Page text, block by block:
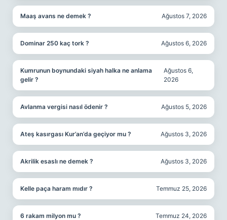
Maaş avans ne demek ? Ağustos 7, 2026
Dominar 250 kaç tork ? Ağustos 6, 2026
Kumrunun boynundaki siyah halka ne anlama
gelir ?
Ağustos 6,
2026
Avlanma vergisi nasıl ödenir ? Ağustos 5, 2026
Ateş kasırgası Kur’an’da geçiyor mu ? Ağustos 3, 2026
Akrilik esaslı ne demek ? Ağustos 3, 2026
Kelle paça haram mıdır ? Temmuz 25, 2026
6 rakam milyon mu ? Temmuz 24, 2026